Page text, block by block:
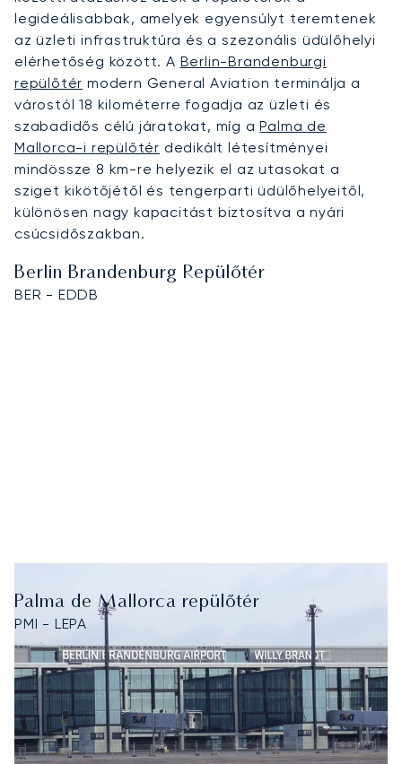
legideálisabbak, amelyek egyensúlyt teremtenek
az üzleti infrastruktúra és a szezonális üdülőhelyi
elérhetőség között. A Berlin-Brandenburgi
repülőtér modern General Aviation terminálja a
várostól 18 kilométerre fogadja az üzleti és
szabadidős célú járatokat, míg aPalma de
Mallorca-i repülőtér dedikált létesítményei
mindössze 8 km-re helyezik el az utasokat a
sziget kikötőjétől és tengerparti üdülőhelyeitől,
különösen nagy kapacitást biztosítva a nyári
csúcsidőszakban.
Berlin Brandenburg Repülőtér
BER - EDDB
Palma de Mallorca repülőtér
PMI - LEPA